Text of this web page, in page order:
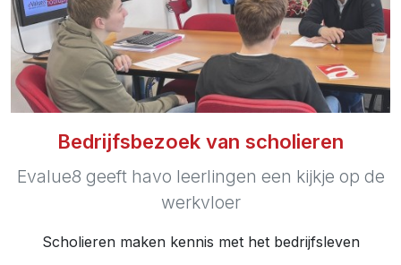
Bedrijfsbezoek van scholieren
Evalue8 geeft havo leerlingen een kijkje op de
werkvloer
Scholieren maken kennis met het bedrijfsleven